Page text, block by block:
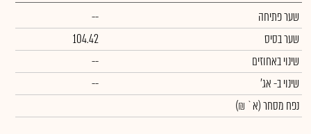
שער פתיחה
--
שער בסיס
104.42
שינוי באחוזים
--
שינויב- אג'
--
נפח מסחר(א` ₪)